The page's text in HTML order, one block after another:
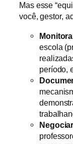
Mas esse
você, gestor,
escola
período,
Negociar